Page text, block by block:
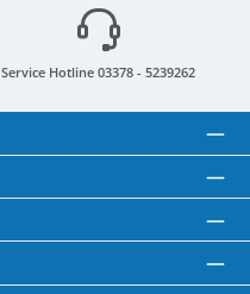
Service Hotline 03378 - 5239262